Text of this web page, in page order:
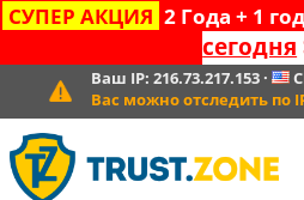
СУПЕР АКЦИЯ 2 Года + 1
сегодня
Ваш IP: 216.73.217.153·
Вас можно отследить по